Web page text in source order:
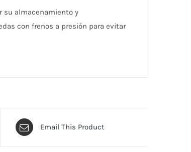
su almacenamiento y
con frenos a presión para evitar
Email This Product